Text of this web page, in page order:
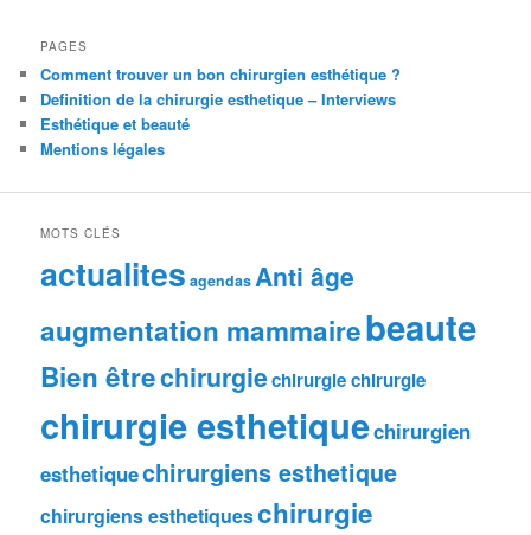
PAGES
Comment trouver un bon chirurgien esthétique ?
Definition de la chirurgie esthetique – Interviews
Esthétique et beauté
Mentions légales
MOTS CLÉS
actualites agendasAnti âge
augmentation mammairebeaute
Bien êtrechirurgiechirurgie chirurgie
chirurgie esthetiquechirurgien
esthetiquechirurgiens esthetique
chirurgiens esthetiqueschirurgie